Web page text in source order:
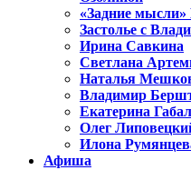
«Задние
Застолье с
Ирина Савкина
Светлана
Наталья
Владимир
Екатерина
Олег
Илона
Афиша